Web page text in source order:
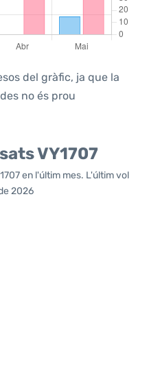
del gràfic, ja que la
no és prou
VY1707
en l'últim mes. L'últim vol
2026